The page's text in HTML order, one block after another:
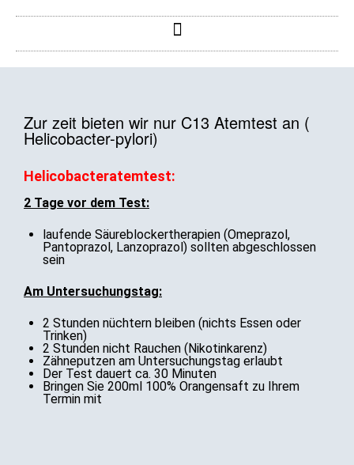
Zur zeit bieten wir nur C13 Atemtest an (
Helicobacter-pylori)
Helicobacteratemtest:
2 Tage vor dem Test:
laufende Säureblockertherapien (Omeprazol,
Pantoprazol, Lanzoprazol) sollten abgeschlossen
sein
Am Untersuchungstag:
2 Stunden nüchtern bleiben (nichts Essen oder
Trinken)
2 Stunden nicht Rauchen (Nikotinkarenz)
Zähneputzen am Untersuchungstag erlaubt
Der Test dauert ca. 30 Minuten
Bringen Sie 200ml 100% Orangensaft zu Ihrem
Termin mit